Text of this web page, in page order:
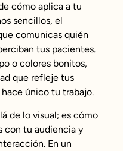
cómo aplica a tu
sencillos, el
comunicas quién
tus pacientes.
o colores bonitos,
que refleje tus
único tu trabajo.
de lo visual; es cómo
con tu audiencia y
En un